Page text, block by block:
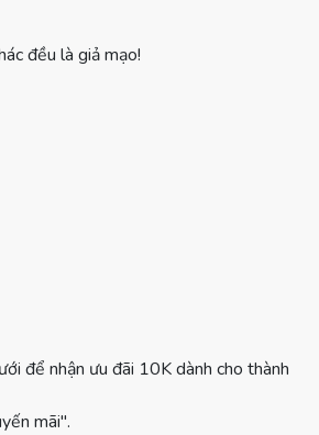
đều là giả mạo!
để nhận ưu đãi 10K dành cho thành
mãi".